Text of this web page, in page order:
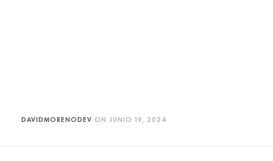
DAVIDMORENODEV ON JUNIO 19, 2024